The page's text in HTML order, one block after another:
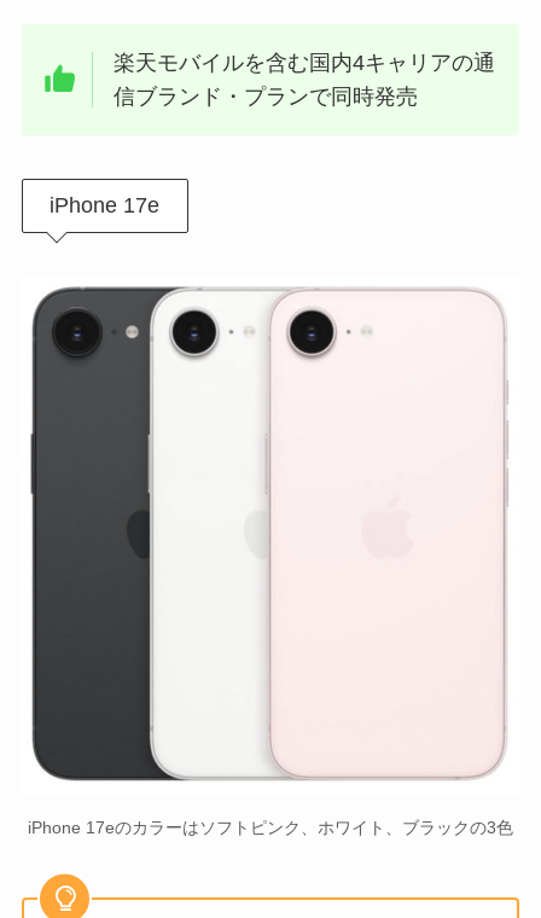
楽天モバイルを含む国内4キャリアの通
信ブランド・プランで同時発売
iPhone 17e
iPhone 17eのカラーはソフトピンク、ホワイト、ブラックの3色